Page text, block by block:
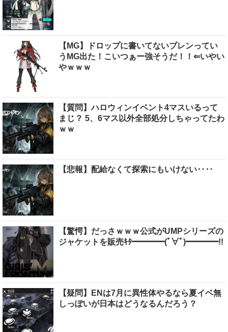
【MG】ドロップに書いてないブレンってい
うMG出た！こいつぁー強そうだ！！⇐いやい
やｗｗｗ
【質問】ハロウィンイベント4マスいるって
まじ？ 5、6マス以外全部処分しちゃってたわ
ｗｗ
【悲報】配給なくて探索にもいけない‥‥
【驚愕】だっさｗｗｗ公式がUMPシリーズの
ジャケットを販売ｷﾀ━━━━(ﾟ∀ﾟ)━━━━!!
【疑問】ENは7月に異性体やるなら夏イベ無
しっぽいが日本はどうなるんだろう？